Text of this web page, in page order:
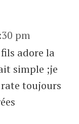
pm
adore la
simple ;je
toujours